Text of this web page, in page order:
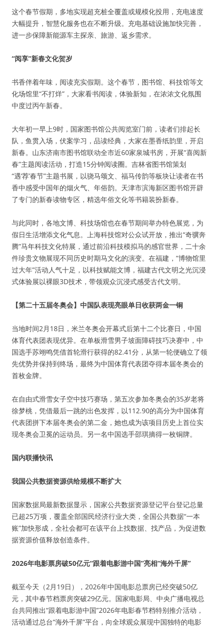
这个春节假期，多地实现超充桩全覆盖或规模化投用，充电速度
大幅提升，智慧化服务也在不断升级。充电基础设施加快完善，
进一步保障新能源车主探亲、旅游、返乡需求。
“阅享”新春文化贺岁
书香伴着年味，阅读充实假期。这个春节，图书馆、科技馆等文
化场馆里“不打烊”，大家看书阅读，体验新知，在浓浓文化氛围
中度过丙午新春。
大年初一早上9时，国家图书馆公共阅览室门前，读者们排起长
队，鱼贯入场，伏案学习，品读经典，大家在墨香纸韵里，开启
新春。山东济南市图书馆联动全市近60家泉城书房，开展“喜阅新
春”主题阅读活动，打造15分钟阅读圈。吉林省图书馆策划
“遇‘荐’春节”主题书展，以骁马颂文、福马传韵等板块让读者在书
香中感受中国年的烟火气、年俗韵。天津市滨海新区图书馆开辟
了专门的新春读物专区，精选年俗文化等书籍装扮新春。
与此同时，各地文博、科技场馆也在春节期间举办特色展览，为
假日生活增添文化气息。上海科技馆对公众试开放，推出“奇骥奔
腾”马年科技文化特展，通过前沿科技模拟马的感官世界，二十余
件珍贵文物展现不同历史时期马文化的演变。在福建，“博物馆里
过大年”活动人气十足，以科技赋能文博，福建古代文明之光沉浸
式体验展以裸眼3D技术，带领观众沉浸式感受古代文明。
【第二十五届冬奥会】中国队表现亮眼单日收获两金一铜
当地时间2月18日，米兰冬奥会开幕式后第十二个比赛日，中国
体育代表团表现优异。在单板滑雪男子坡面障碍技巧决赛中，中
国选手苏翊鸣凭借首轮滑行获得的82.41分，从第一轮便确立了领
先优势并保持到终场，最终为中国体育代表团夺得本届冬奥会的
首枚金牌。
在自由式滑雪女子空中技巧赛场，第五次参加冬奥会的35岁老将
徐梦桃，凭借最后一跳的出色发挥，以112.90的高分为中国体育
代表团拼下本届冬奥会的第二金，她也成为该项目历史上首位实
现冬奥会卫冕的运动员。另一名中国选手邵琪摘得一枚铜牌。
国内联播快讯
我国公共数据资源供给规模不断扩大
国家数据局最新数据显示，国家公共数据资源登记平台登记总量
已超25万项，覆盖全部国民经济行业大类，全国公共数据“一本
账”加快形成，全社会都可在该平台上找数据、找产品，为促进数
据资源价值释放创造条件。
2026年电影票房破50亿元“跟着电影游中国”亮相“海外千屏”
截至今天（2月19日），2026年中国电影总票房已经突破50亿
元，其中春节档票房突破29亿元。国家电影局、中央广播电视总
台共同推出“跟着电影游中国”2026年电影春节档特别推介活动，
活动通过总台“海外千屏”平台，向全球观众展现中国独特的电影